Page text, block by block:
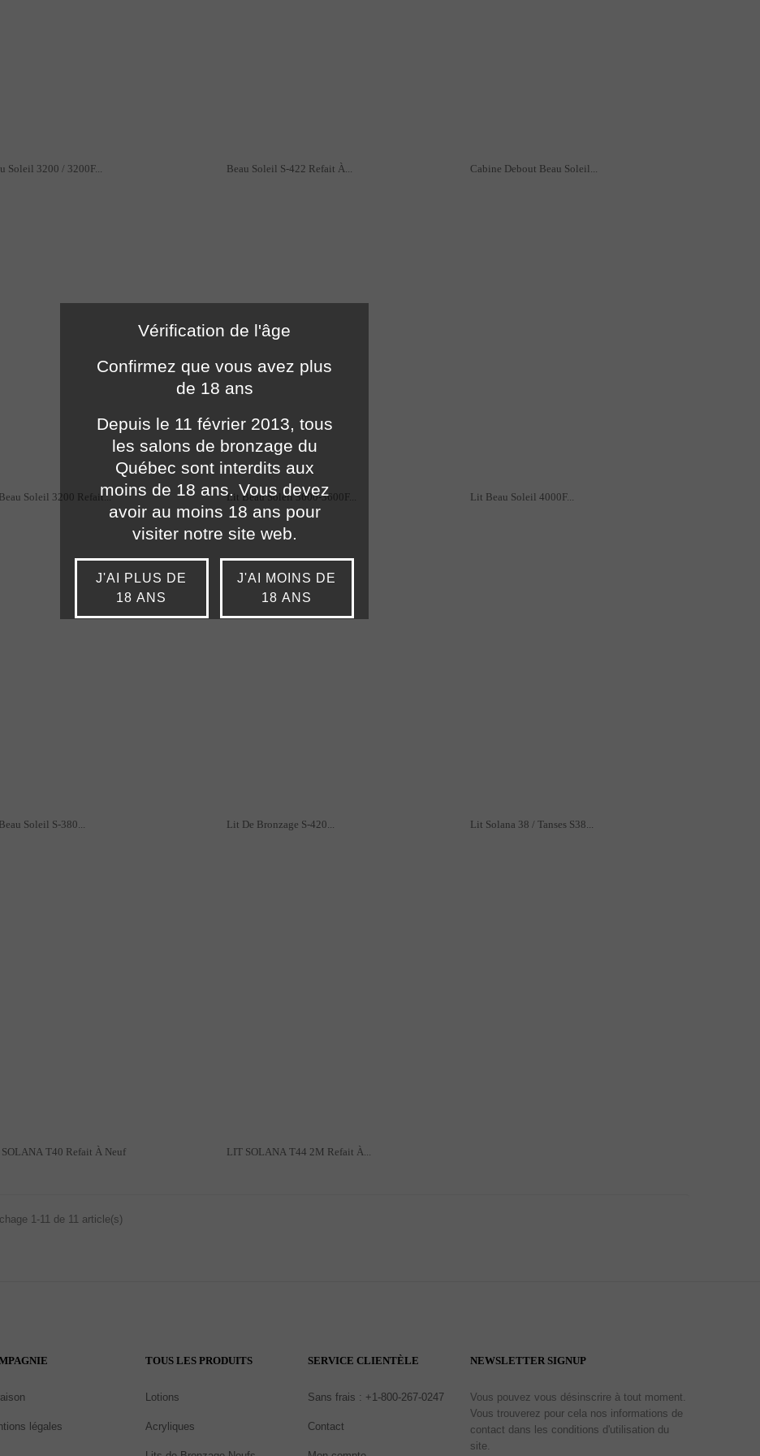
Soleil 3200 / 3200F... Beau Soleil S-422 Refait À... Cabine Debout Beau Soleil...
Soleil 3200 Refait... Lit Beau Soleil 3600-3600F... Lit Beau Soleil 4000F...
Soleil S-380... Lit De Bronzage S-420... Lit Solana 38 / Tanses S38...
LIT SOLANA T40 Refait À Neuf LIT SOLANA T44 2M Refait À...
1-11 de 11 article(s)
légales
TOUS LES PRODUITS
Lotions
Acryliques
SERVICE CLIENTÈLE
Sans frais : +1-800-267-0247
Contact
NEWSLETTER SIGNUP
Vous pouvez vous désinscrire à tout moment.
Vous trouverez pour cela nos informations de
contact dans les conditions d'utilisation du
site.
Vérification de l'âge
Confirmez que vous avez plus
de 18 ans
Depuis le 11 février 2013, tous
les salons de bronzage du
Québec sont interdits aux
moins de 18 ans. Vous devez
avoir au moins 18 ans pour
visiter notre site web.
J'AI PLUS DE
18 ANS
J'AI MOINS DE
18 ANS